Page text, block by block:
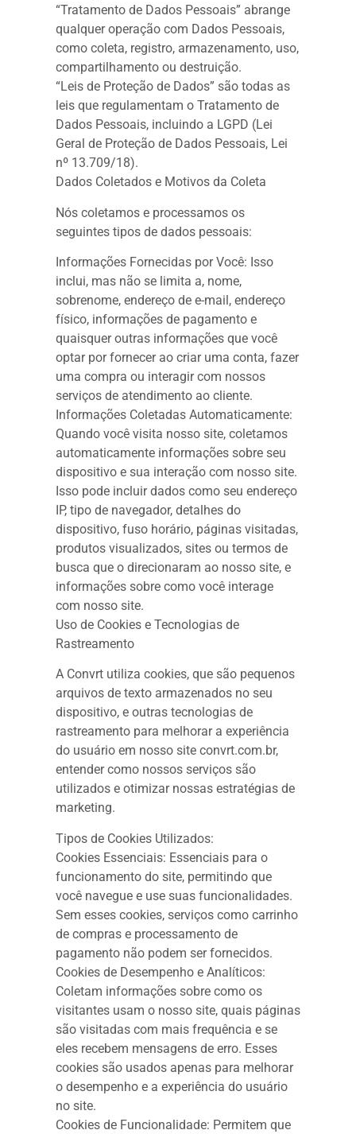
“Tratamento de Dados Pessoais” abrange
qualquer operação com Dados Pessoais,
como coleta, registro, armazenamento, uso,
compartilhamento ou destruição.
“Leis de Proteção de Dados” são todas as
leis que regulamentam o Tratamento de
Dados Pessoais, incluindo a LGPD (Lei
Geral de Proteção de Dados Pessoais, Lei
nº 13.709/18).
Dados Coletados e Motivos da Coleta
Nós coletamos e processamos os
seguintes tipos de dados pessoais:
Informações Fornecidas por Você: Isso
inclui, mas não se limita a, nome,
sobrenome, endereço de e-mail, endereço
físico, informações de pagamento e
quaisquer outras informações que você
optar por fornecer ao criar uma conta, fazer
uma compra ou interagir com nossos
serviços de atendimento ao cliente.
Informações Coletadas Automaticamente:
Quando você visita nosso site, coletamos
automaticamente informações sobre seu
dispositivo e sua interação com nosso site.
Isso pode incluir dados como seu endereço
IP, tipo de navegador, detalhes do
dispositivo, fuso horário, páginas visitadas,
produtos visualizados, sites ou termos de
busca que o direcionaram ao nosso site, e
informações sobre como você interage
com nosso site.
Uso de Cookies e Tecnologias de
Rastreamento
A Convrt utiliza cookies, que são pequenos
arquivos de texto armazenados no seu
dispositivo, e outras tecnologias de
rastreamento para melhorar a experiência
do usuário em nosso site convrt.com.br,
entender como nossos serviços são
utilizados e otimizar nossas estratégias de
marketing.
Tipos de Cookies Utilizados:
Cookies Essenciais: Essenciais para o
funcionamento do site, permitindo que
você navegue e use suas funcionalidades.
Sem esses cookies, serviços como carrinho
de compras e processamento de
pagamento não podem ser fornecidos.
Cookies de Desempenho e Analíticos:
Coletam informações sobre como os
visitantes usam o nosso site, quais páginas
são visitadas com mais frequência e se
eles recebem mensagens de erro. Esses
cookies são usados apenas para melhorar
o desempenho e a experiência do usuário
no site.
Cookies de Funcionalidade: Permitem que